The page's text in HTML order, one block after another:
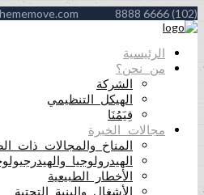
(102) 6666 8888
الرئيسية
من نحن؟
الشركة
الهيكل التنظيمي
قِيَمُنَا
مجالات الخبرة
المناخ والمجالات ذات
الهيدرولوجيا
الأخطار الطبيعية
الأشغال والبنية التحتية